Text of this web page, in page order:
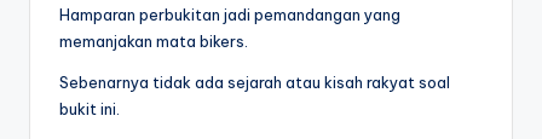
Hamparan perbukitan jadi pemandangan yang
memanjakan mata bikers.
Sebenarnya tidak ada sejarah atau kisah rakyat soal
bukit ini.